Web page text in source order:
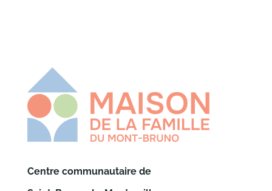
Centre communautaire de